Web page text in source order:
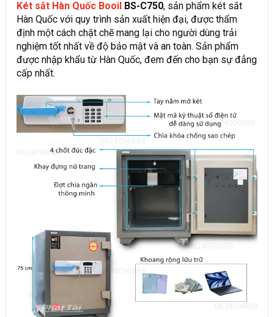
Két sắt Hàn Quốc Booil BS-C750, sản phẩm két sắt
Hàn Quốc với quy trình sản xuất hiện đại, được thẩm
định một cách chặt chẽ mang lại cho người dùng trải
nghiệm tốt nhất về độ bảo mật và an toàn. Sản phẩm
được nhập khẩu từ Hàn Quốc, đem đến cho bạn sự đẳng
cấp nhất.